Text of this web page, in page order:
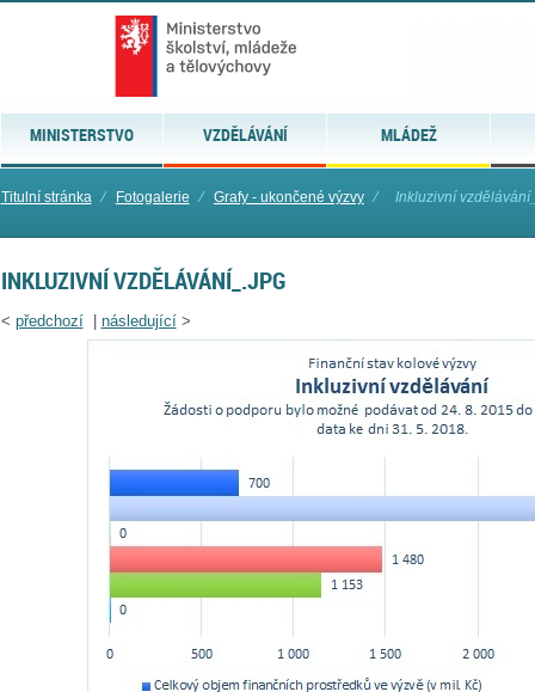
MINISTERSTVO VZDĚLÁVÁNÍ MLÁDEŽ
Titulní stránka ⁄ Fotogalerie ⁄ Grafy - ukončené výzvy ⁄ Inkluzivní
INKLUZIVNÍ VZDĚLÁVÁNÍ_.JPG
< předchozí| následující>